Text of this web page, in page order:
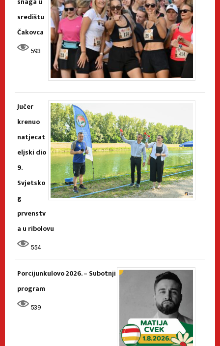
središtu
Čakovca
593
Jučer
krenuo
natjecat
eljski dio
9.
Svjetsko
g
prvenstv
a u ribolovu
554
Porcijunkulovo 2026. – Subotnji
program
539